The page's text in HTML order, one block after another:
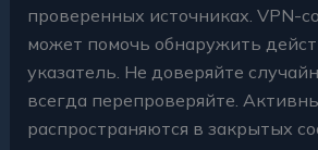
проверенных источниках. VPN-
может помочь обнаружить
указатель. Не доверяйте
всегда перепроверяйте.
распространяются в закрытых